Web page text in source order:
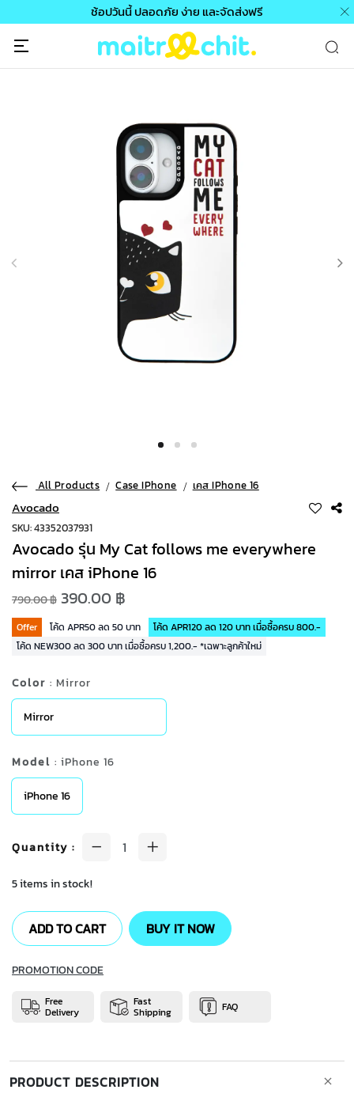
ช้อปวันนี้ ปลอดภัย ง่าย และจัดส่งฟรี
All Products Case IPhone เคส IPhone 16
Avocado
SKU: 43352037931
Avocado รุ่น My Cat follows me everywhere
mirror เคส iPhone 16
790.00 ฿ 390.00 ฿
Offer โค้ด APR50 ลด 50 บาท
โค้ด APR120 ลด 120 บาท เมื่อซื้อครบ 800.-
โค้ด NEW300 ลด 300 บาท เมื่อซื้อครบ 1,200.- *เฉพาะลูกค้าใหม่
Color : Mirror
Mirror
Model : iPhone 16
iPhone 16
Quantity :
5 items in stock!
ADD TO CART BUY IT NOW
PROMOTION CODE
Free
Delivery
Fast
Shipping FAQ
PRODUCT DESCRIPTION